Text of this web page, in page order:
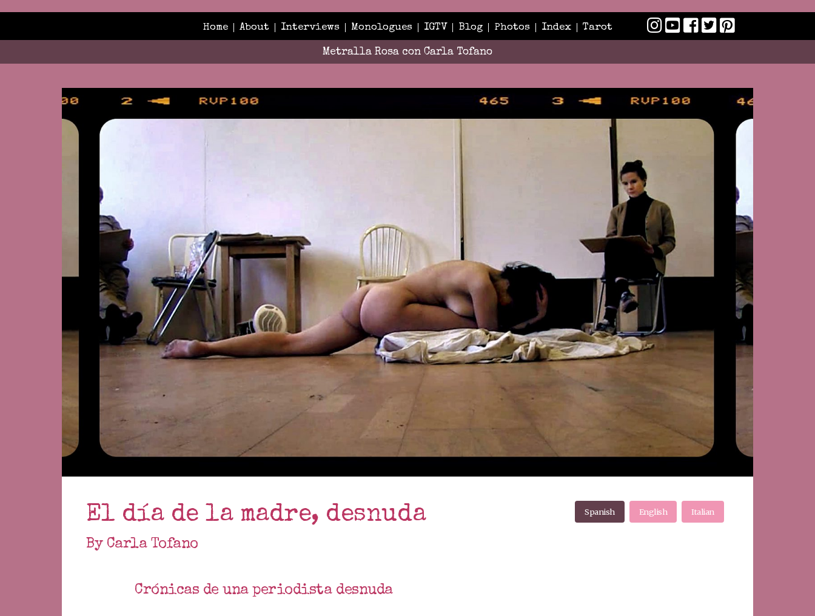
Home About Interviews Monologues IGTV Blog Photos Index Tarot
Metralla Rosa con Carla Tofano
El día de la madre, desnuda Spanish English Italian
By Carla Tofano
Crónicas de una periodista desnuda